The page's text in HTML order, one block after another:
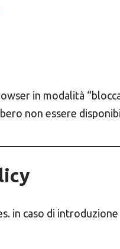
in modalità
non essere
in caso di